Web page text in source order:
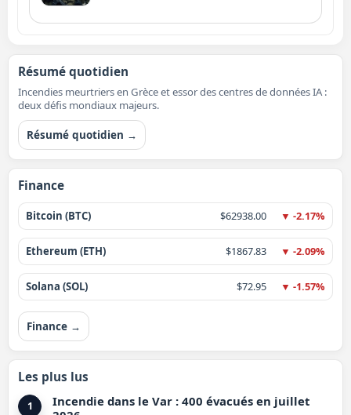
Résumé quotidien
Incendies meurtriers en Grèce et essor des centres de données IA :
deux défis mondiaux majeurs.
Résumé quotidien →
Finance
Bitcoin (BTC) $62938.00 ▼ -2.17%
Ethereum (ETH) $1867.83 ▼ -2.09%
Solana (SOL) $72.95 ▼ -1.57%
Finance →
Les plus lus
1
Incendie dans le Var : 400 évacués en juillet